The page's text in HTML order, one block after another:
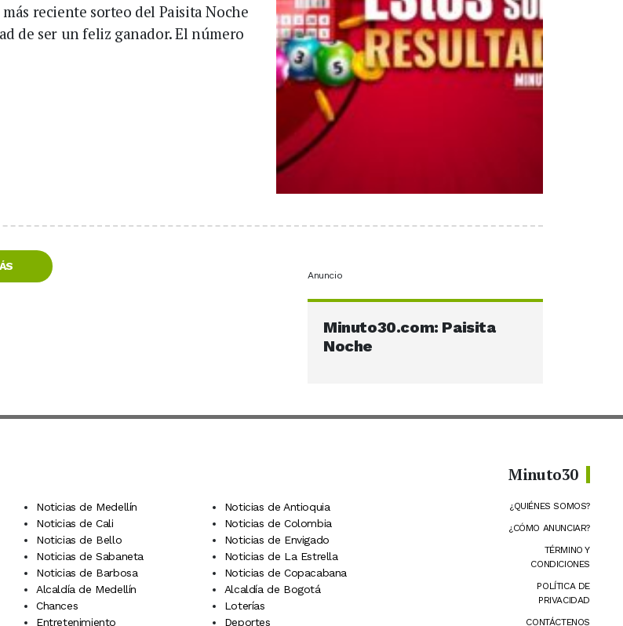
reciente sorteo del Paisita Noche
de ser un feliz ganador. El número
Anuncio
Minuto30.com: Paisita
Noche
Noticias de Medellín
Noticias de Antioquia
Noticias de Cali
Noticias de Colombia
Noticias de Bello
Noticias de Envigado
Noticias de Sabaneta
Noticias de La Estrella
Noticias de Barbosa
Noticias de Copacabana
Alcaldía de Medellín
Alcaldía de Bogotá
Chances
Loterías
Entretenimiento Deportes
Minuto30
¿QUIÉNES SOMOS?
¿CÓMO ANUNCIAR?
TÉRMINO Y
CONDICIONES
POLÍTICA DE
PRIVACIDAD
CONTÁCTENOS